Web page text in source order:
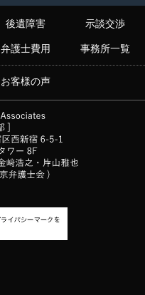
後遺障害 示談交渉
弁護士費用 事務所一覧
お客様の声